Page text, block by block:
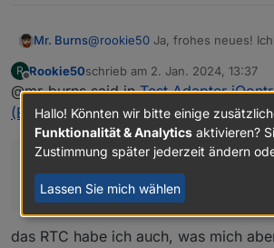
Mr. Burns@rookie50 Ja, frohes neues!
Verzögerung von 20s ist auf ein
Sekunden zurückgegangen.
arbeiten.
Ich habe jetzt wieder eine
Bekommt man die wieder weg?
mit dem randlosem Design.
oben rechts ein "RTC" Label
andere URL nehme, einen
Seite...
R
Offline
Rookie50schrieb am 2. Jan. 2024, 13:37
zuletzt editiert von
@mr-burns said inTest Adapter
(Entwicklungs-Thread):
nn ich einen andere URL nehme,
an der Seit
das RTC habe ich auch, was mich
Hallo! Könnten wir bitte einige
Funktionalität & Analytics aktivieren?
Zustimmung später jederzeit ändern
Lassen Sie mich wählen